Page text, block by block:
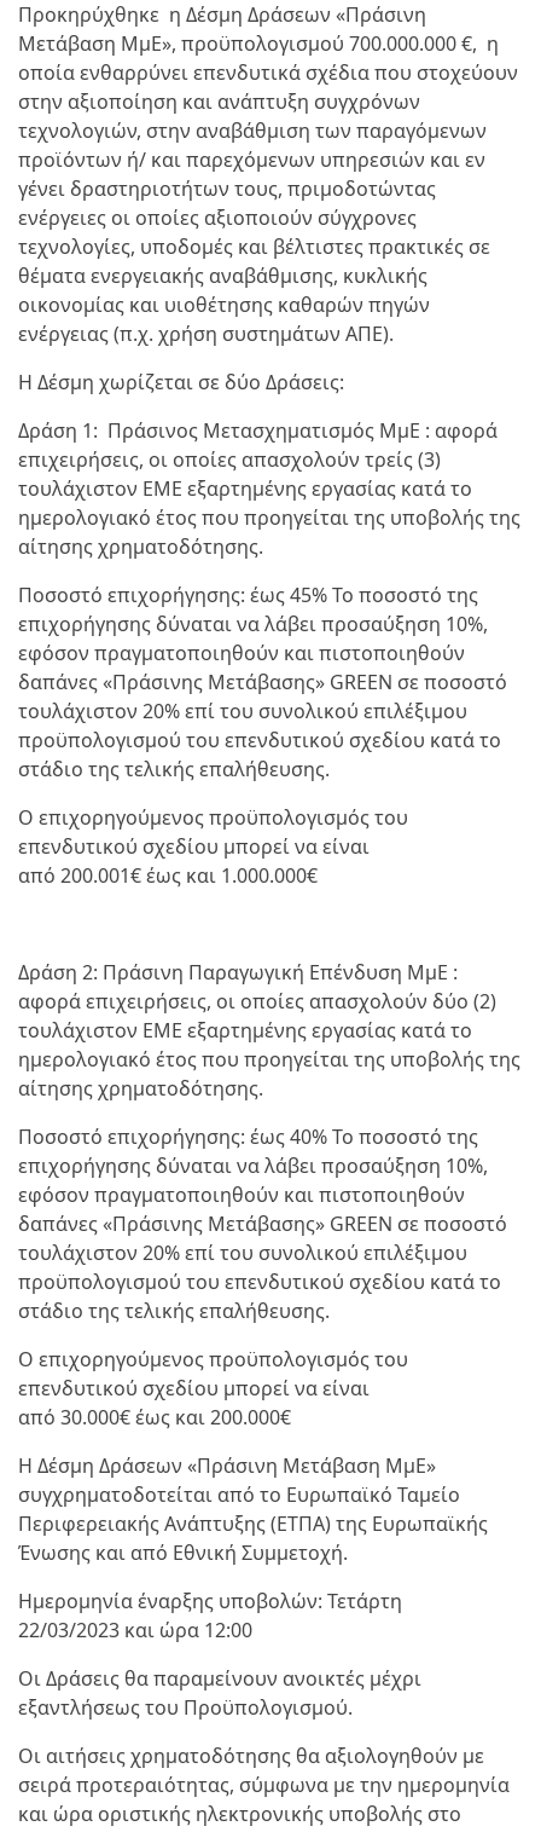
Προκηρύχθηκε η Δέσμη Δράσεων «Πράσινη
Μετάβαση ΜμΕ», προϋπολογισμού 700.000.000 €, η
οποία ενθαρρύνει επενδυτικά σχέδια που στοχεύουν
στην αξιοποίηση και ανάπτυξη συγχρόνων
τεχνολογιών, στην αναβάθμιση των παραγόμενων
προϊόντων ή/ και παρεχόμενων υπηρεσιών και εν
γένει δραστηριοτήτων τους, πριμοδοτώντας
ενέργειες οι οποίες αξιοποιούν σύγχρονες
τεχνολογίες, υποδομές και βέλτιστες πρακτικές σε
θέματα ενεργειακής αναβάθμισης, κυκλικής
οικονομίας και υιοθέτησης καθαρών πηγών
ενέργειας (π.χ. χρήση συστημάτων ΑΠΕ).
Η Δέσμη χωρίζεται σε δύο Δράσεις:
Δράση 1: Πράσινος Μετασχηματισμός ΜμΕ : αφορά
επιχειρήσεις, οι οποίες απασχολούν τρείς (3)
τουλάχιστον ΕΜΕ εξαρτημένης εργασίας κατά το
ημερολογιακό έτος που προηγείται της υποβολής της
αίτησης χρηματοδότησης.
Ποσοστό επιχορήγησης: έως 45% Το ποσοστό της
επιχορήγησης δύναται να λάβει προσαύξηση 10%,
εφόσον πραγματοποιηθούν και πιστοποιηθούν
δαπάνες «Πράσινης Μετάβασης» GREEN σε ποσοστό
τουλάχιστον 20% επί του συνολικού επιλέξιμου
προϋπολογισμού του επενδυτικού σχεδίου κατά το
στάδιο της τελικής επαλήθευσης.
Ο επιχορηγούμενος προϋπολογισμός του
επενδυτικού σχεδίου μπορεί να είναι
από 200.001€ έως και 1.000.000€
Δράση 2: Πράσινη Παραγωγική Επένδυση ΜμΕ :
αφορά επιχειρήσεις, οι οποίες απασχολούν δύο (2)
τουλάχιστον ΕΜΕ εξαρτημένης εργασίας κατά το
ημερολογιακό έτος που προηγείται της υποβολής της
αίτησης χρηματοδότησης.
Ποσοστό επιχορήγησης: έως 40% Το ποσοστό της
επιχορήγησης δύναται να λάβει προσαύξηση 10%,
εφόσον πραγματοποιηθούν και πιστοποιηθούν
δαπάνες «Πράσινης Μετάβασης» GREEN σε ποσοστό
τουλάχιστον 20% επί του συνολικού επιλέξιμου
προϋπολογισμού του επενδυτικού σχεδίου κατά το
στάδιο της τελικής επαλήθευσης.
Ο επιχορηγούμενος προϋπολογισμός του
επενδυτικού σχεδίου μπορεί να είναι
από 30.000€ έως και 200.000€
Η Δέσμη Δράσεων «Πράσινη Μετάβαση ΜμΕ»
συγχρηματοδοτείται από το Ευρωπαϊκό Ταμείο
Περιφερειακής Ανάπτυξης (ΕΤΠΑ) της Ευρωπαϊκής
Ένωσης και από Εθνική Συμμετοχή.
Ημερομηνία έναρξης υποβολών: Τετάρτη
22/03/2023 και ώρα 12:00
Οι Δράσεις θα παραμείνουν ανοικτές μέχρι
εξαντλήσεως του Προϋπολογισμού.
Οι αιτήσεις χρηματοδότησης θα αξιολογηθούν με
σειρά προτεραιότητας, σύμφωνα με την ημερομηνία
και ώρα οριστικής ηλεκτρονικής υποβολής στο